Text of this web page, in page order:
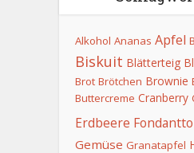
Alkohol Ananas Apfel
Biskuit Blätterteig
Brot Brötchen Brownie
Buttercreme Cranberry
Erdbeere
Gemüse Granatapfel